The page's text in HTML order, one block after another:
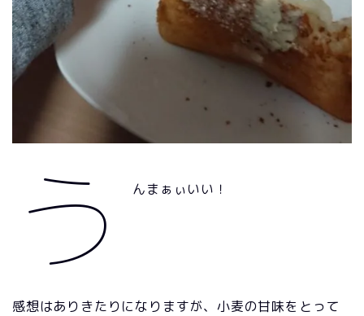
う んまぁぃいい！
感想はありきたりになりますが、小麦の甘味をとって